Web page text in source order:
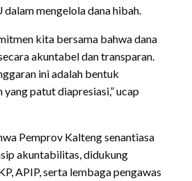
mengelola dana hibah.
kita bersama bahwa dana
akuntabel dan transparan.
ini adalah bentuk
patut diapresiasi,” ucap
Pemprov Kalteng senantiasa
akuntabilitas, didukung
APIP, serta lembaga pengawas